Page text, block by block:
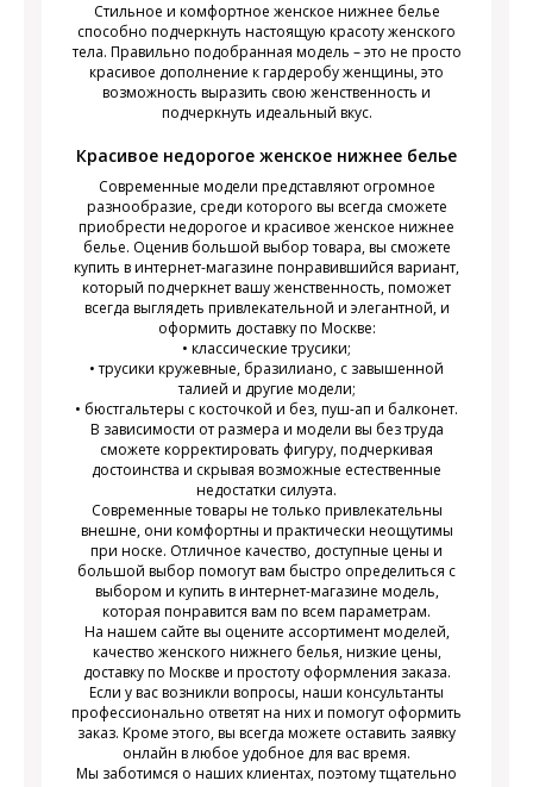
Стильное и комфортное женское нижнее белье
способно подчеркнуть настоящую красоту женского
тела. Правильно подобранная модель – это не просто
красивое дополнение к гардеробу женщины, это
возможность выразить свою женственность и
подчеркнуть идеальный вкус.
Красивое недорогое женское нижнее белье
Современные модели представляют огромное
разнообразие, среди которого вы всегда сможете
приобрести недорогое и красивое женское нижнее
белье. Оценив большой выбор товара, вы сможете
купить в интернет-магазине понравившийся вариант,
который подчеркнет вашу женственность, поможет
всегда выглядеть привлекательной и элегантной, и
оформить доставку по Москве:
• классические трусики;
• трусики кружевные, бразилиано, с завышенной
талией и другие модели;
• бюстгальтеры с косточкой и без, пуш-ап и балконет.
В зависимости от размера и модели вы без труда
сможете корректировать фигуру, подчеркивая
достоинства и скрывая возможные естественные
недостатки силуэта.
Современные товары не только привлекательны
внешне, они комфортны и практически неощутимы
при носке. Отличное качество, доступные цены и
большой выбор помогут вам быстро определиться с
выбором и купить в интернет-магазине модель,
которая понравится вам по всем параметрам.
На нашем сайте вы оцените ассортимент моделей,
качество женского нижнего белья, низкие цены,
доставку по Москве и простоту оформления заказа.
Если у вас возникли вопросы, наши консультанты
профессионально ответят на них и помогут оформить
заказ. Кроме этого, вы всегда можете оставить заявку
онлайн в любое удобное для вас время.
Мы заботимся о наших клиентах, поэтому тщательно